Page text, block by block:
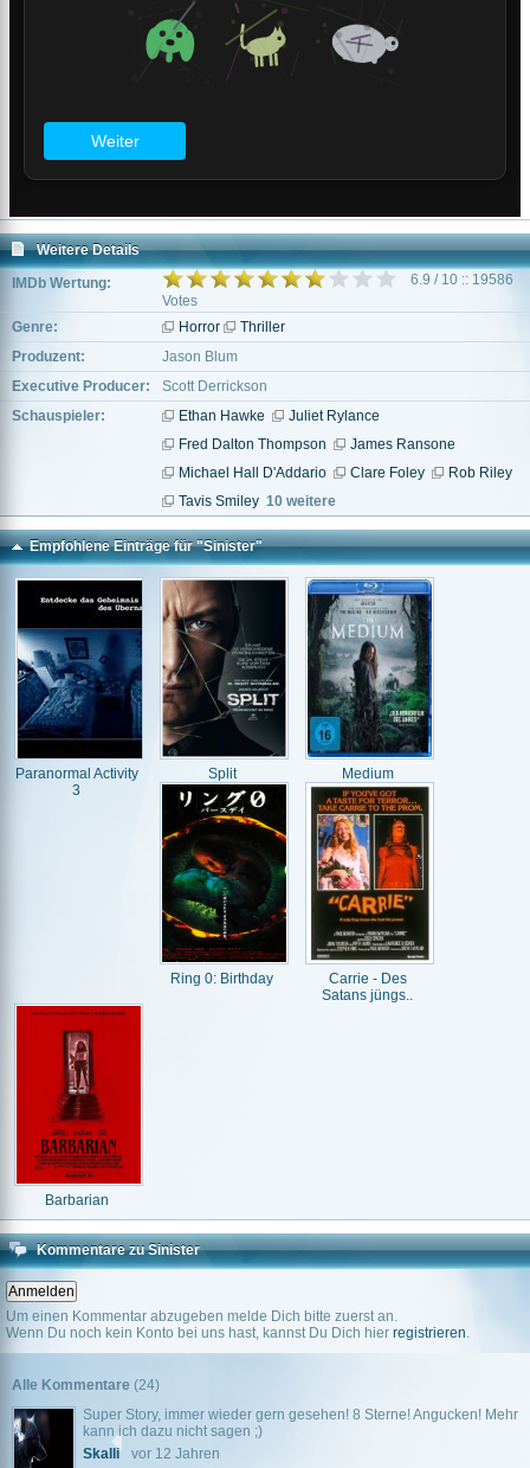
Weitere Details
IMDb Wertung:
6.9 / 10 :: 19586
Votes
Genre:
Horror
Thriller
Produzent:
Jason Blum
Executive Producer:
Scott Derrickson
Schauspieler:
Ethan Hawke
Juliet Rylance
Fred Dalton Thompson
James Ransone
Michael Hall D'Addario
Clare Foley
Rob Riley
Tavis Smiley 10 weitere
Empfohlene Einträge für "Sinister"
Paranormal Activity
3
Split Medium
Ring 0: Birthday
Carrie - Des
Satans jüngs..
Barbarian
Kommentare zu Sinister
Um einen Kommentar abzugeben melde Dich bitte zuerst an.
Wenn Du noch kein Konto bei uns hast, kannst Du Dich hier registrieren.
Alle Kommentare (24)
Super Story, immer wieder gern gesehen! 8 Sterne! Angucken! Mehr
kann ich dazu nicht sagen ;)
Skalli
vor 12 Jahren